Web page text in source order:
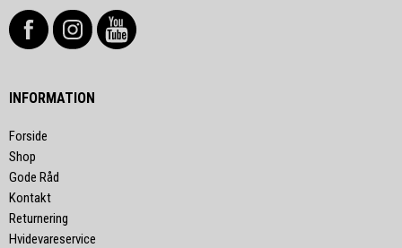
INFORMATION
Forside
Shop
Gode Råd
Kontakt
Returnering
Hvidevareservice